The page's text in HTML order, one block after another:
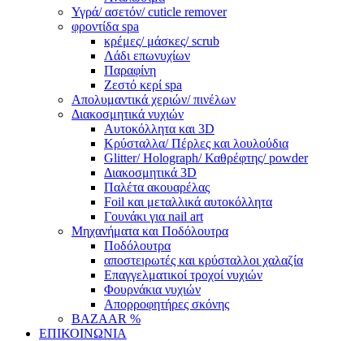
Υγρά/ ασετόν/ cuticle remover
φροντίδα spa
κρέμες/ μάσκες/ scrub
Λάδι επωνυχίων
Παραφίνη
Ζεστό κερί spa
Απολυμαντικά χεριών/ πινέλων
Διακοσμητικά νυχιών
Αυτοκόλλητα και 3D
Κρύσταλλα/ Πέρλες και λουλούδια
Glitter/ Holograph/ Καθρέφτης/ powder
Διακοσμητικά 3D
Παλέτα ακουαρέλας
Foil και μεταλλικά αυτοκόλλητα
Γουνάκι για nail art
Μηχανήματα και Ποδόλουτρα
Ποδόλουτρα
αποστειρωτές και κρύσταλλοι χαλαζία
Επαγγελματικοί τροχοί νυχιών
Φουρνάκια νυχιών
Απορροφητήρες σκόνης
BAZAAR %
ΕΠΙΚΟΙΝΩΝΙΑ